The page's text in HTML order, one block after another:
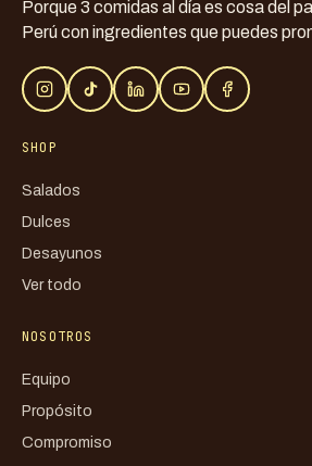
Porque 3 comidas al día es cosa del
Perú con ingredientes que puedes
SHOP
Salados
Dulces
Desayunos
Ver todo
NOSOTROS
Equipo
Propósito
Compromiso